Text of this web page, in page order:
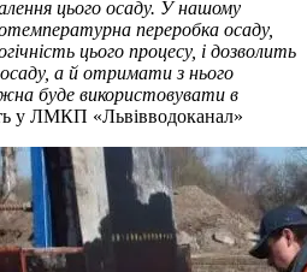
цього осаду. У нашому
переробка осаду,
цього процесу, і дозволить
а й отримати з нього
буде використовувати в
у ЛМКП «Львівводоканал»